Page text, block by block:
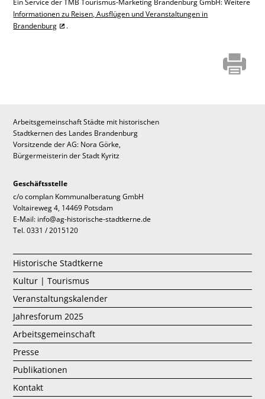
Ein Service der TMB Tourismus-Marketing Brandenburg GmbH: Weitere
Informationen zu Reisen, Ausflügen und Veranstaltungen in
Brandenburg
.
Arbeitsgemeinschaft Städte mit historischen
Stadtkernen des Landes Brandenburg
Vorsitzende der AG: Nora Görke,
Bürgermeisterin der Stadt Kyritz
Geschäftsstelle
c/o complan Kommunalberatung GmbH
Voltaireweg 4, 14469 Potsdam
E-Mail: info@ag-historische-stadtkerne.de
Tel. 0331 / 2015120
Historische Stadtkerne
Kultur | Tourismus
Veranstaltungskalender
Jahresforum 2025
Arbeitsgemeinschaft
Presse
Publikationen
Kontakt